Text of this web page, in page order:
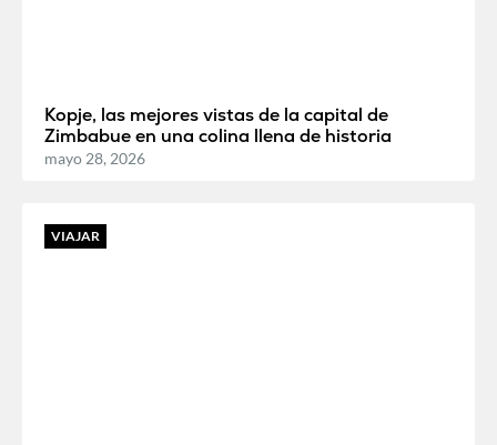
Kopje, las mejores vistas de la capital de
Zimbabue en una colina llena de historia
mayo 28, 2026
VIAJAR